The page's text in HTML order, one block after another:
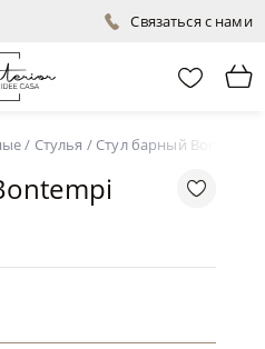
Связаться с нами
/ Стулья / Стул барный Bontempi